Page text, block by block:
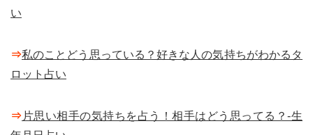
い
⇒私のことどう思っている？好きな人の気持ちがわかるタ
ロット占い
⇒ 片思い相手の気持ちを占う！相手はどう思ってる？-生